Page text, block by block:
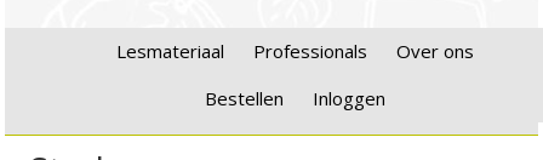
Lesmateriaal Professionals
Over ons
Bestellen
Inloggen